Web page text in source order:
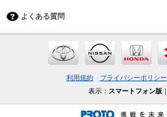
よくある質問
利用規約 プライバシーポリシー
表示： スマートフォン版 ｜